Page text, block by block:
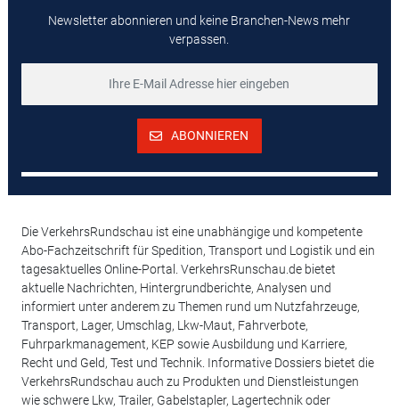
Newsletter abonnieren und keine Branchen-News mehr
verpassen.
ABONNIEREN
Die VerkehrsRundschau ist eine unabhängige und kompetente
Abo-Fachzeitschrift für Spedition, Transport und Logistik und ein
tagesaktuelles Online-Portal. VerkehrsRunschau.de bietet
aktuelle Nachrichten, Hintergrundberichte, Analysen und
informiert unter anderem zu Themen rund um Nutzfahrzeuge,
Transport, Lager, Umschlag, Lkw-Maut, Fahrverbote,
Fuhrparkmanagement, KEP sowie Ausbildung und Karriere,
Recht und Geld, Test und Technik. Informative Dossiers bietet die
VerkehrsRundschau auch zu Produkten und Dienstleistungen
wie schwere Lkw, Trailer, Gabelstapler, Lagertechnik oder